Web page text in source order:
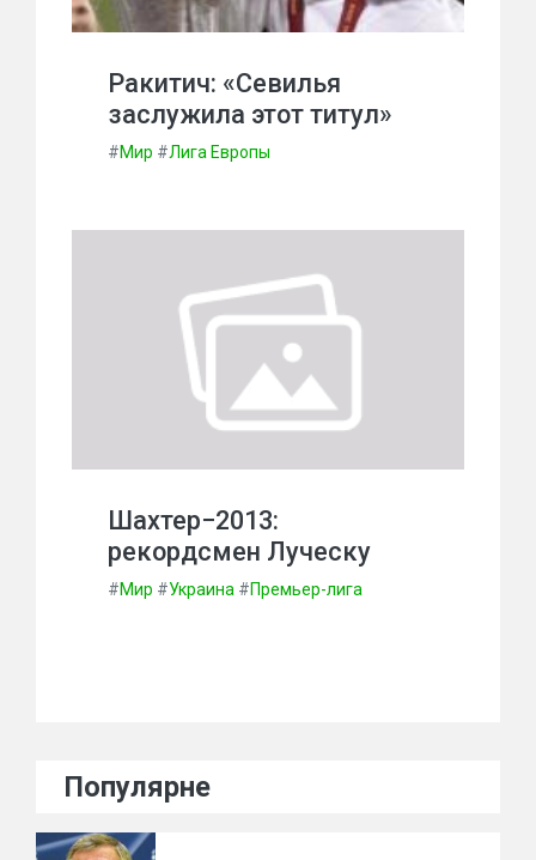
Ракитич: «Севилья
заслужила этот титул»
#Мир #Лига Европы
Шахтер−2013:
рекордсмен Луческу
#Мир #Украина #Премьер-лига
Популярне